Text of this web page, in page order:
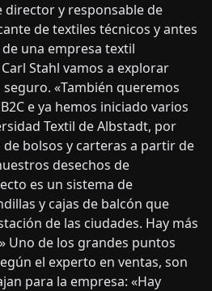
director y responsable de
de textiles técnicos y antes
una empresa textil
Stahl vamos a explorar
«También queremos
e ya hemos iniciado varios
Textil de Albstadt, por
bolsos y carteras a partir de
desechos de
es un sistema de
y cajas de balcón que
de las ciudades. Hay más
Uno de los grandes puntos
el experto en ventas, son
para la empresa: «Hay